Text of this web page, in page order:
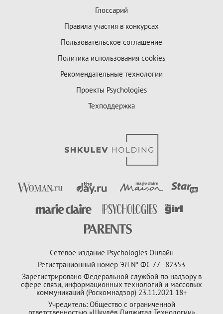
Глоссарий
Правила участия в конкурсах
Пользовательское соглашение
Политика использования cookies
Рекомендательные технологии
Проекты Psychologies
Техподдержка
Сетевое издание Psychologies Онлайн
Регистрационный номер ЭЛ № ФС 77 - 82353
Зарегистрировано Федеральной службой по надзору в
сфере связи, информационных технологий и массовых
коммуникаций (Роскомнадзор) 23.11.2021 18+
Учредитель: Общество с ограниченной